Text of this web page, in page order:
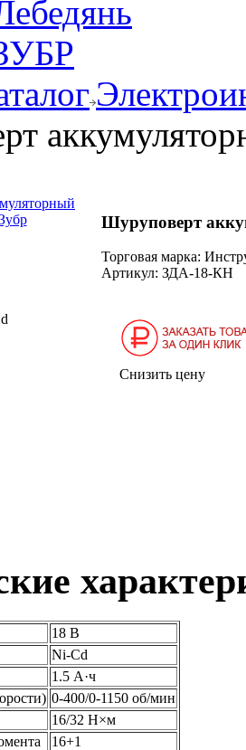
Шуруповерт
Торговая марка:
Артикул: ЗДА-18-КН
Снизить цену
18 В
Ni-Cd
1.5 А·ч
0-400/0-1150 об/мин
16/32 Н×м
16+1